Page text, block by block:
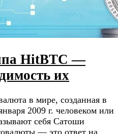
HitBTC —
их
в мире, созданная в
2009 г. человеком или
себя Сатоши